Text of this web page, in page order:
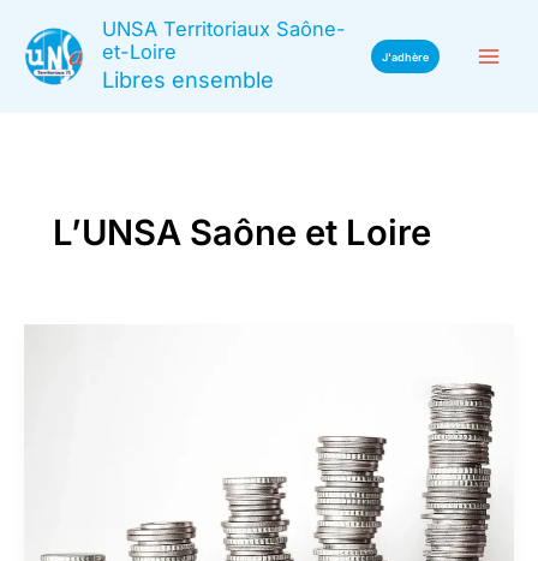
contenu
UNSA Territoriaux Saône-
et-Loire
Libres ensemble
J'adhère
L’UNSA Saône et Loire